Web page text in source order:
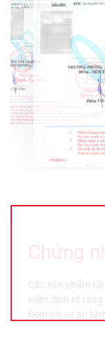
Các sản phẩm
kiểm định rõ
Đem tới sự an